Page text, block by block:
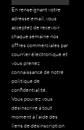
En renseignant votre
adresse email, vous
acceptez de recevoir
chaque semaine nos
offres commerciales par
courrier électronique et
vous prenez
connaissance de notre
politique de
confidentialité.
Vous pouvez vous
désinscrire à tout
moment à l’aide des
liens de désinscription